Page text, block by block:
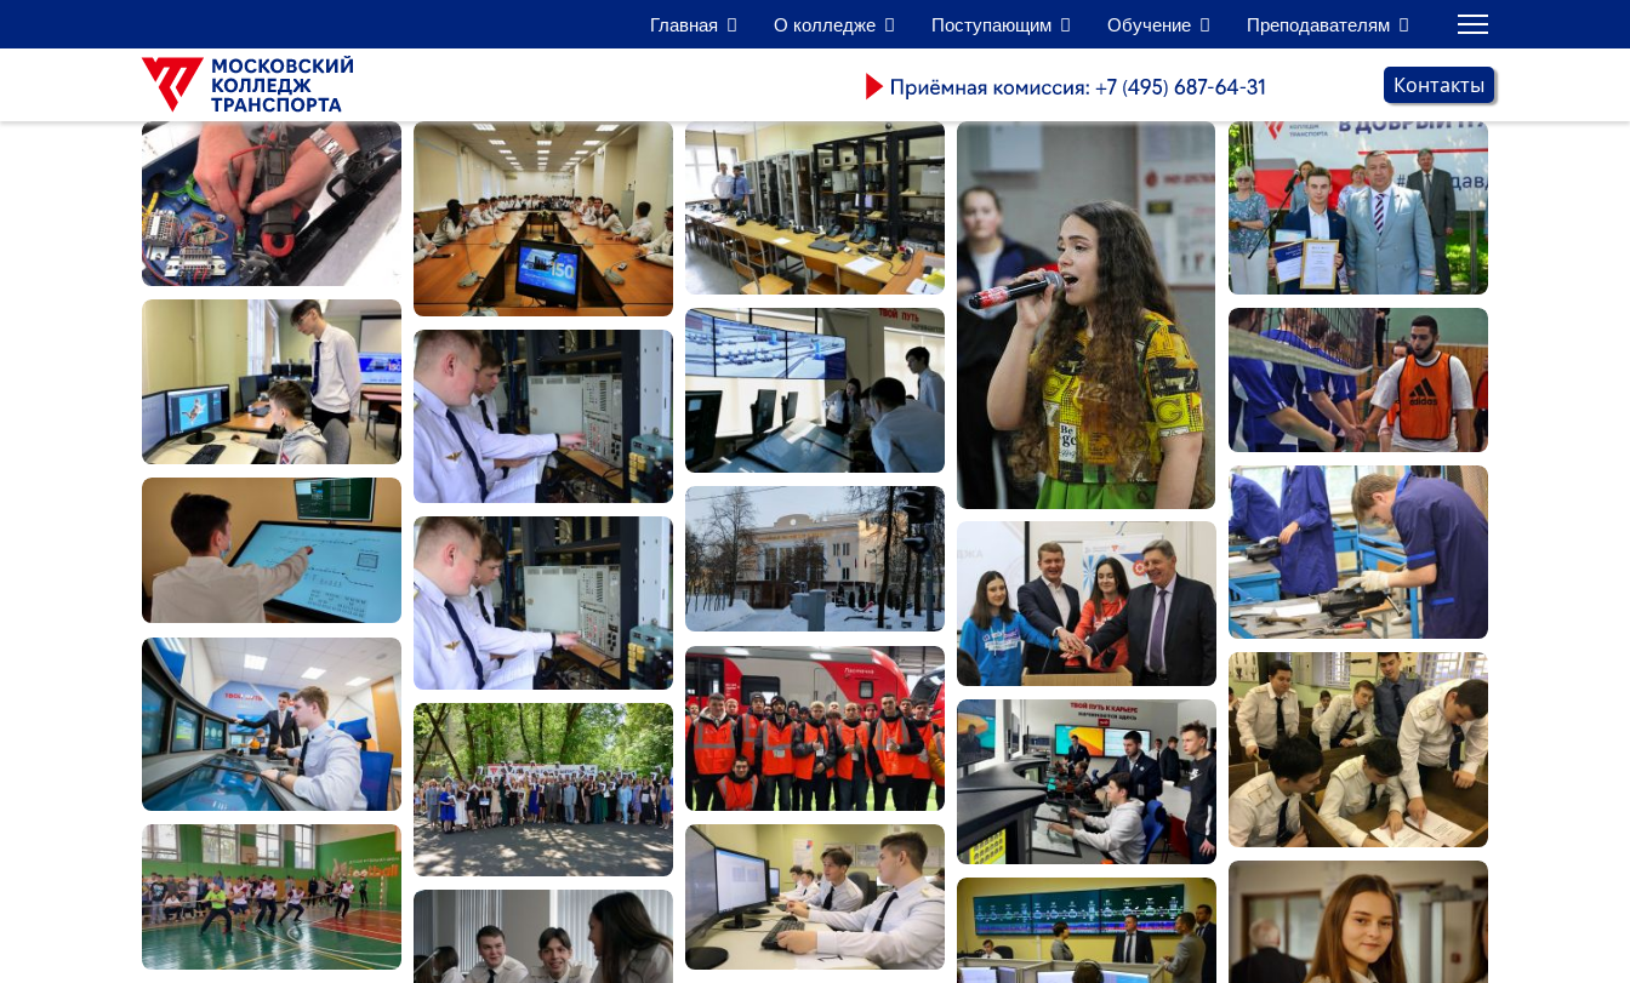
Главная О колледже Поступающим Обучение Преподавателям
Контакты